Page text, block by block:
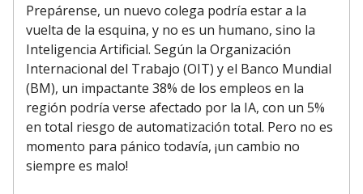
Prepárense, un nuevo colega podría estar a la
vuelta de la esquina, y no es un humano, sino la
Inteligencia Artificial. Según la Organización
Internacional del Trabajo (OIT) y el Banco Mundial
(BM), un impactante 38% de los empleos en la
región podría verse afectado por la IA, con un 5%
en total riesgo de automatización total. Pero no es
momento para pánico todavía, ¡un cambio no
siempre es malo!